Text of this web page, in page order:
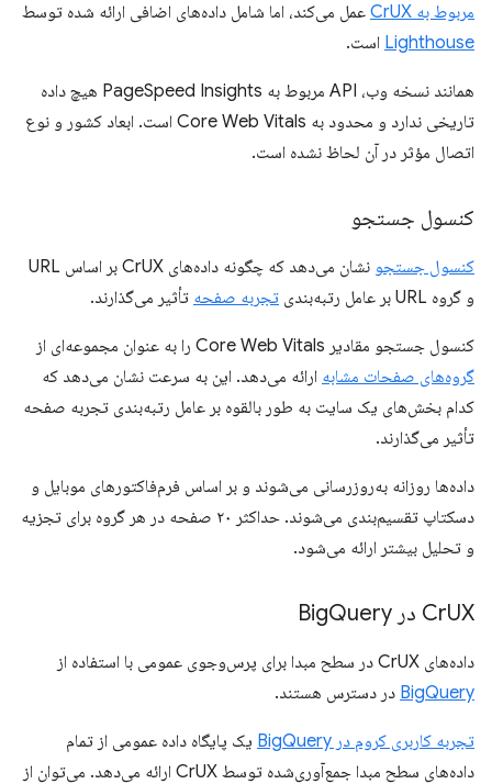
مربوط به CrUX
عمل می‌کند، اما شامل داده‌های اضافی ارائه شده توسط
Lighthouse است.
همانند نسخه وب، API مربوط به PageSpeed ​​Insights هیچ داده
تاریخی ندارد و محدود به Core Web Vitals است. ابعاد کشور و نوع
اتصال مؤثر در آن لحاظ نشده است.
کنسول جستجو
کنسول جستجو
نشان می‌دهد که چگونه داده‌های CrUX بر اساس URL
و گروه URL بر عامل رتبه‌بندی
تجربه صفحه تأثیر می‌گذارند.
کنسول جستجو مقادیر Core Web Vitals را به عنوان مجموعه‌ای از
گروه‌های صفحات مشابه ارائه می‌دهد. این به سرعت نشان می‌دهد که
کدام بخش‌های یک سایت به طور بالقوه بر عامل رتبه‌بندی تجربه صفحه
تأثیر می‌گذارند.
داده‌ها روزانه به‌روزرسانی می‌شوند و بر اساس فرم‌فاکتورهای موبایل و
دسکتاپ تقسیم‌بندی می‌شوند. حداکثر ۲۰ صفحه در هر گروه برای تجزیه
و تحلیل بیشتر ارائه می‌شود.
CrUX در Big Query
داده‌های CrUX در سطح مبدا برای پرس‌وجوی عمومی با استفاده از
BigQuery در دسترس هستند.
تجربه کاربری کروم در BigQuery
یک پایگاه داده عمومی از تمام
داده‌های سطح مبدا جمع‌آوری‌شده توسط CrUX ارائه می‌دهد. می‌توان از